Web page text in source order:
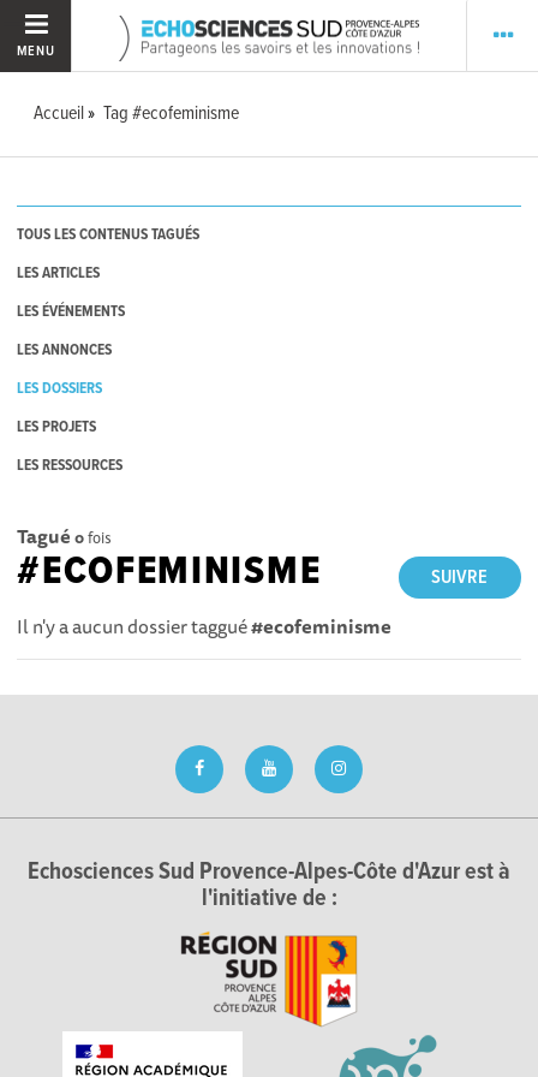
MENU
Accueil Tag #ecofeminisme
TOUS LES CONTENUS TAGUÉS
LES ARTICLES
LES ÉVÉNEMENTS
LES ANNONCES
LES DOSSIERS
LES PROJETS
LES RESSOURCES
Tagué 0fois
SUIVRE
#ECOFEMINISME
Il n'y a aucun dossier taggué#ecofeminisme
Echosciences Sud Provence-Alpes-Côte d'Azur est à
l'initiative de :